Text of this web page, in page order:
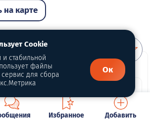
на карте
Избранное Добавить
Cookie
стабильной
файлы
для сбора
Ок